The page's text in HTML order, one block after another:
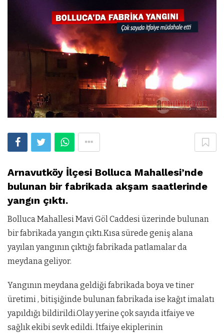
Arnavutköy İlçesi Bolluca Mahallesi’nde
bulunan bir fabrikada akşam saatlerinde
yangın çıktı.
BollucaMahallesi Mavi Göl Caddesi üzerinde bulunan
bir fabrikada yangın çıktı.Kısa sürede geniş alana
yayılan yangının çıktığı fabrikada patlamalar da
meydana geliyor.
Yangının meydana geldiği fabrikada boya ve tiner
üretimi , bitişiğinde bulunan fabrikada ise kağıt imalatı
yapıldığı bildirildi.Olay yerine çok sayıda itfaiye ve
sağlık ekibi sevk edildi. İtfaiye ekiplerinin